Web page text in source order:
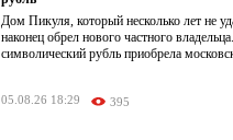
Дом Пикуля, который несколько лет не
наконец обрел нового частного
символический рубль приобрела
05.08.26 18:29 395